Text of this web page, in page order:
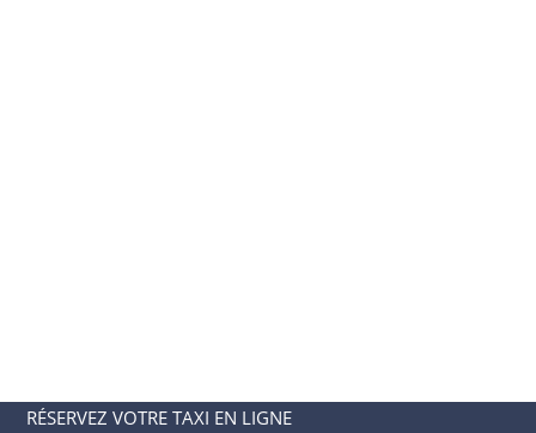
RÉSERVEZ VOTRE TAXI EN LIGNE